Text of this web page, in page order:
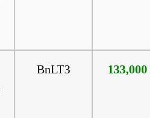
BnLT3 133,000